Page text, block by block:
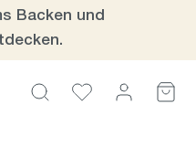
Backen und